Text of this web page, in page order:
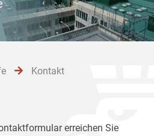
Kontakt
erreichen Sie